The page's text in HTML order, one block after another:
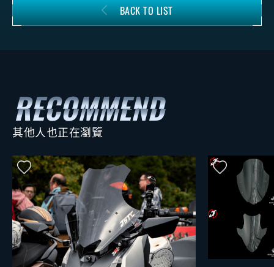
BACK TO LIST
其他人也正在瀏覽